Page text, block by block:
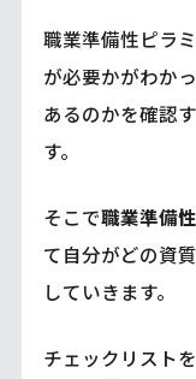
職業準備性ピラ
が必要かがわか
あるのかを確認
す。
そこで職業準備
て自分がどの資
していきます。
チェックリスト